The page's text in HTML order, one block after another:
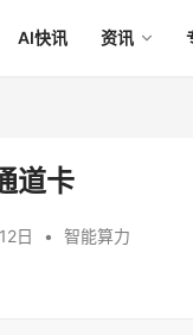
AI快讯 资讯
道卡
日 • 智能算力